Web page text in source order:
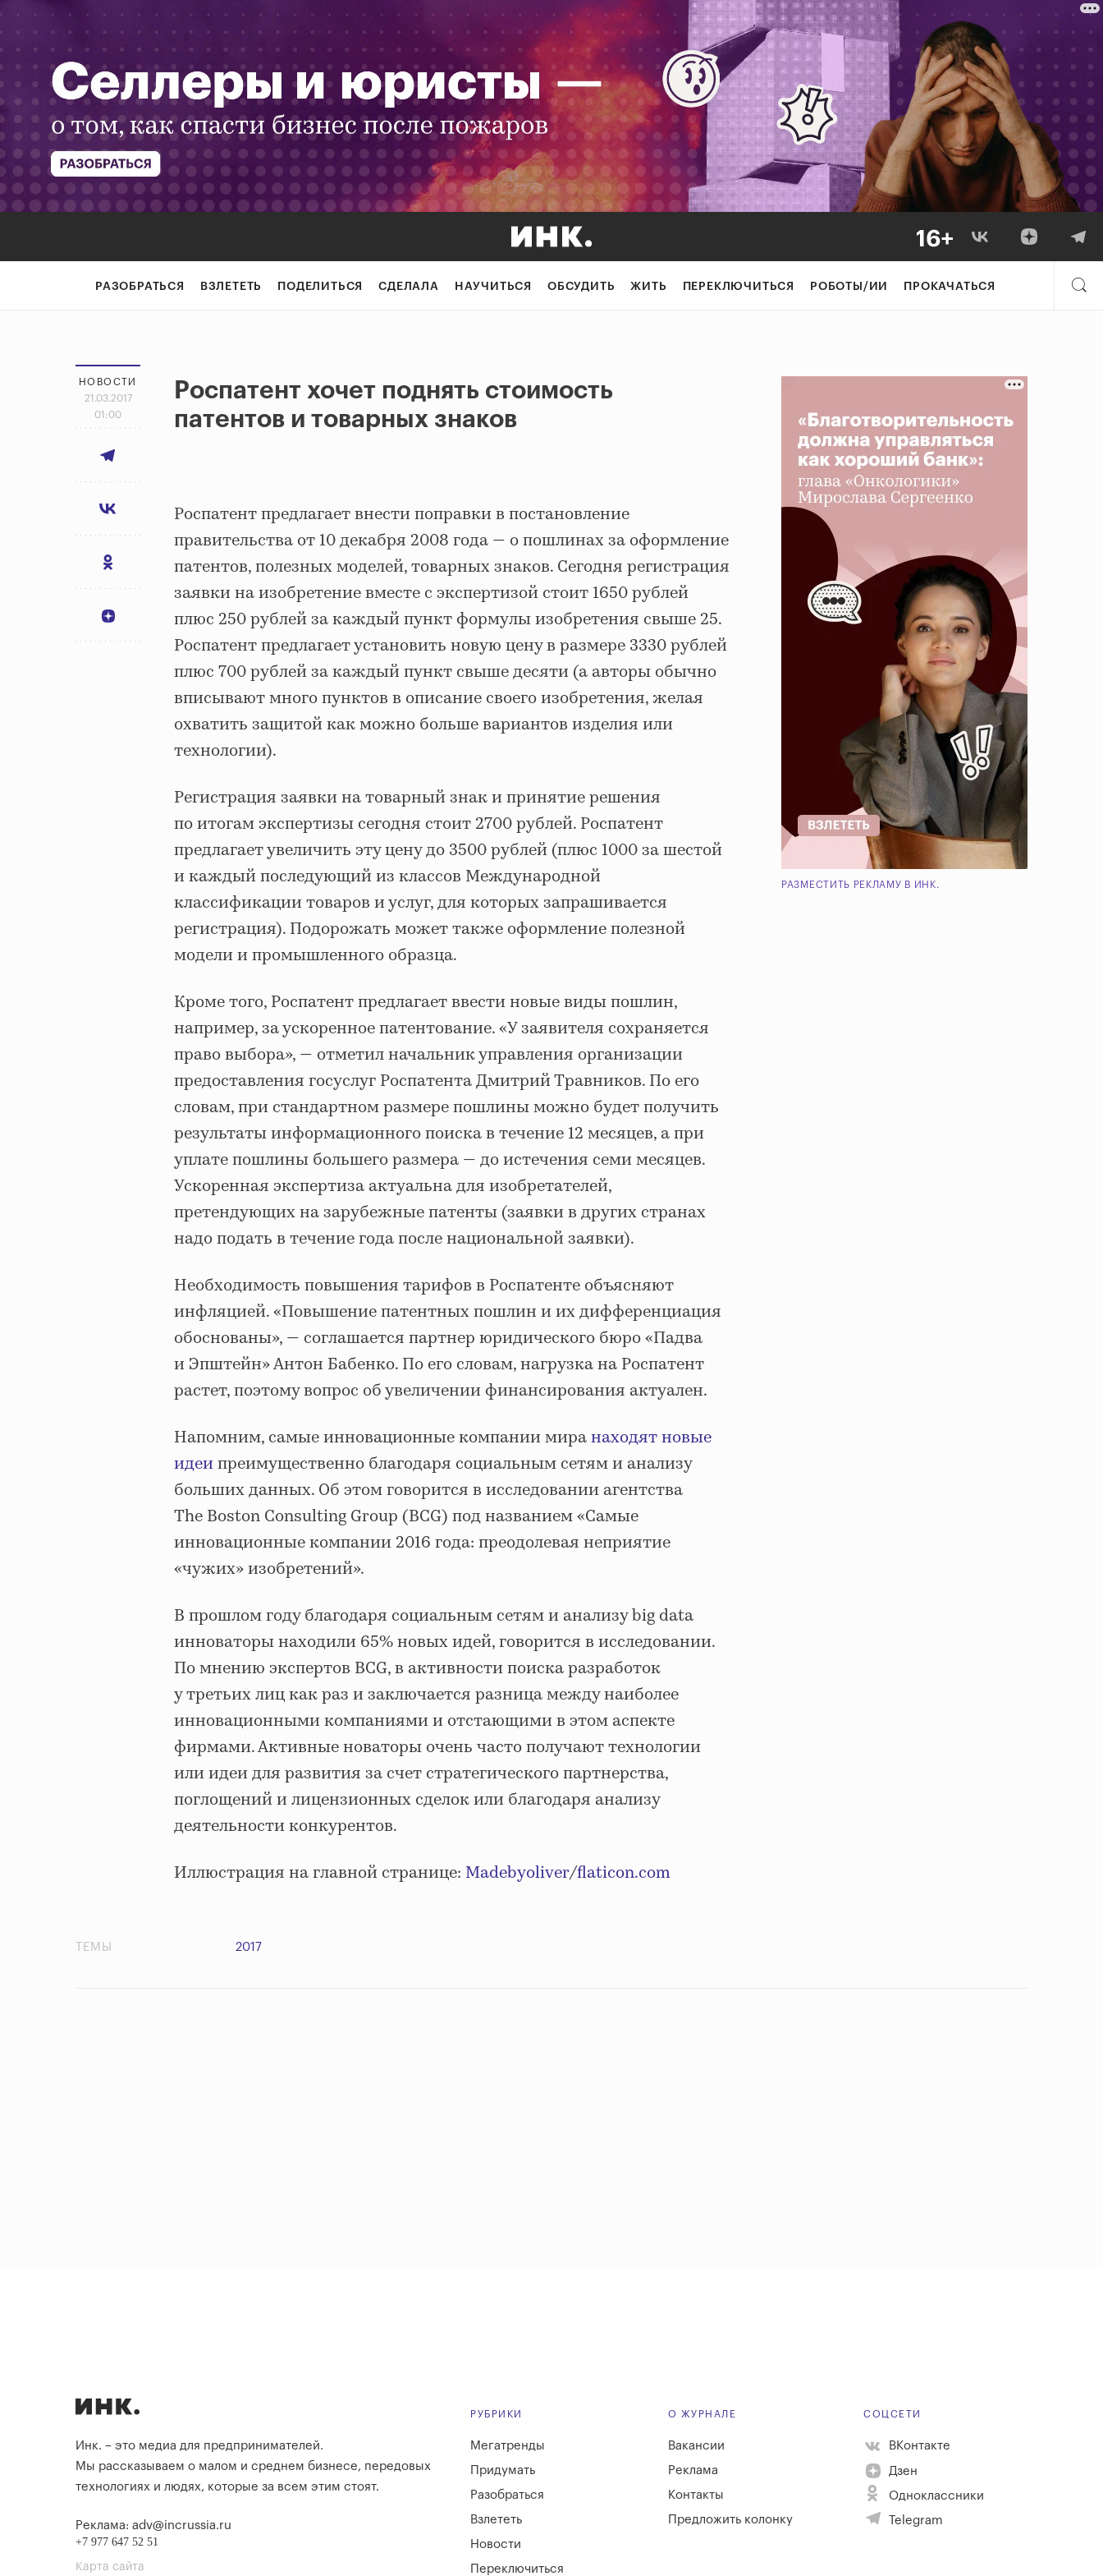
РАЗОБРАТЬСЯ ВЗЛЕТЕТЬ ПОДЕЛИТЬСЯ СДЕЛАЛА НАУЧИТЬСЯ ОБСУДИТЬ ЖИТЬ ПЕРЕКЛЮЧИТЬСЯ РОБОТЫ/ИИ ПРОКАЧАТЬСЯ
НОВОСТИ
21.03.2017
01:00
Роспатент хочет поднять стоимость
патентов и товарных знаков
Роспатент предлагает внести поправки в постановление
правительства от 10 декабря 2008 года — о пошлинах за оформление
патентов, полезных моделей, товарных знаков. Сегодня регистрация
заявки на изобретение вместе с экспертизой стоит 1650 рублей
плюс 250 рублей за каждый пункт формулы изобретения свыше 25.
Роспатент предлагает установить новую цену в размере 3330 рублей
плюс 700 рублей за каждый пункт свыше десяти (а авторы обычно
вписывают много пунктов в описание своего изобретения, желая
охватить защитой как можно больше вариантов изделия или
технологии).
Регистрация заявки на товарный знак и принятие решения
по итогам экспертизы сегодня стоит 2700 рублей. Роспатент
предлагает увеличить эту цену до 3500 рублей (плюс 1000 за шестой
и каждый последующий из классов Международной
классификации товаров и услуг, для которых запрашивается
регистрация). Подорожать может также оформление полезной
модели и промышленного образца.
Кроме того, Роспатент предлагает ввести новые виды пошлин,
например, за ускоренное патентование. «У заявителя сохраняется
право выбора», — отметил начальник управления организации
предоставления госуслуг Роспатента Дмитрий Травников. По его
словам, при стандартном размере пошлины можно будет получить
результаты информационного поиска в течение 12 месяцев, а при
уплате пошлины большего размера — до истечения семи месяцев.
Ускоренная экспертиза актуальна для изобретателей,
претендующих на зарубежные патенты (заявки в других странах
надо подать в течение года после национальной заявки).
Необходимость повышения тарифов в Роспатенте объясняют
инфляцией. «Повышение патентных пошлин и их дифференциация
обоснованы», — соглашается партнер юридического бюро «Падва
и Эпштейн» Антон Бабенко. По его словам, нагрузка на Роспатент
растет, поэтому вопрос об увеличении финансирования актуален.
Напомним, самые инновационные компании миранаходят новые
идеи преимущественно благодаря социальным сетям и анализу
больших данных. Об этом говорится в исследовании агентства
The Boston Consulting Group (BCG) под названием «Самые
инновационные компании 2016 года: преодолевая неприятие
«чужих» изобретений».
В прошлом году благодаря социальным сетям и анализу big data
инноваторы находили 65% новых идей, говорится в исследовании.
По мнению экспертов BCG, в активности поиска разработок
у третьих лиц как раз и заключается разница между наиболее
инновационными компаниями и отстающими в этом аспекте
фирмами. Активные новаторы очень часто получают технологии
или идеи для развития за счет стратегического партнерства,
поглощений и лицензионных сделок или благодаря анализу
деятельности конкурентов.
Иллюстрация на главной странице: Madebyoliver/flaticon.com
РАЗМЕСТИТЬ РЕКЛАМУ В ИНК.
ТЕМЫ 2017
Инк. – это медиа для предпринимателей.
Мы рассказываем о малом и среднем бизнесе, передовых
технологиях и людях, которые за всем этим стоят.
Реклама: adv@incrussia.ru
+7 977 647 52 51
Карта сайта
РУБРИКИ
Мегатренды
Придумать
Разобраться
Взлететь
Новости
Переключиться
О ЖУРНАЛЕ
Вакансии
Реклама
Контакты
Предложить колонку
СОЦСЕТИ
ВКонтакте
Дзен
Одноклассники
Telegram